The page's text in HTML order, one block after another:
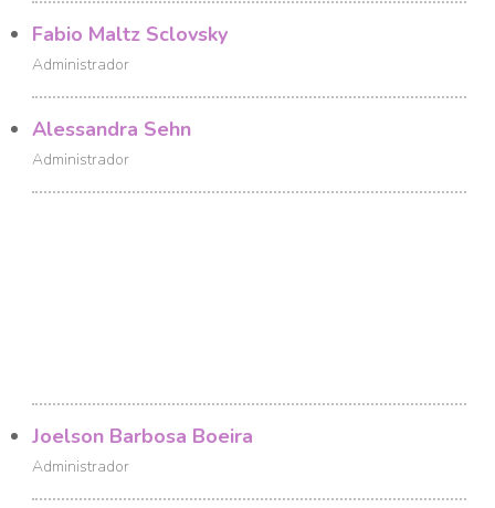
Fabio Maltz Sclovsky
Administrador
Alessandra Sehn
Administrador
Joelson Barbosa Boeira
Administrador